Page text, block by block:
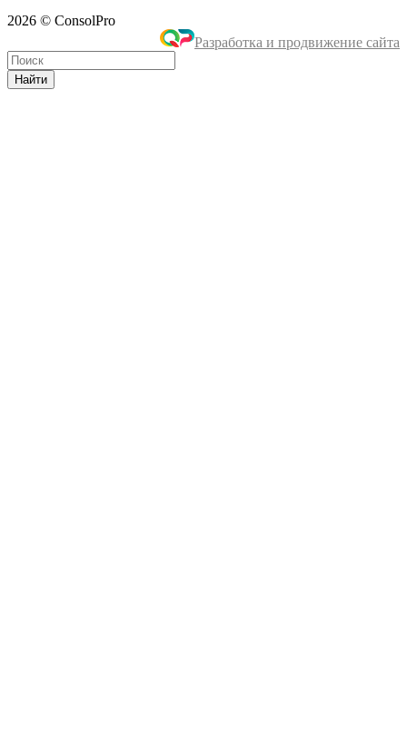
2026 © ConsolPro
Разработка и продвижение сайта
Найти